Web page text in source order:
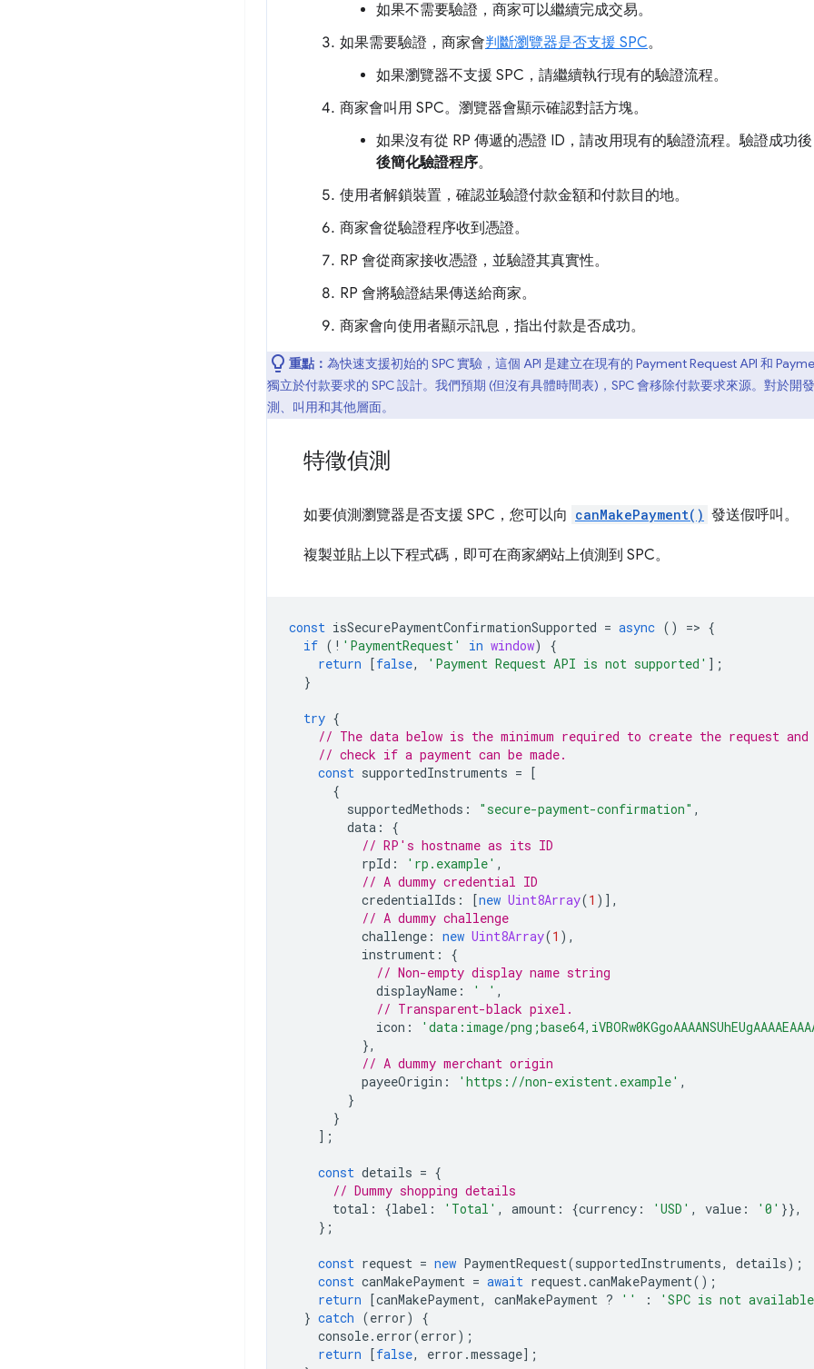
如果不需要驗證，商家可以繼續完成交易。
如果需要驗證，商家會判斷瀏覽器是否支援 SPC。
如果瀏覽器不支援 SPC，請繼續執行現有的驗證流程。
商家會叫用 SPC。瀏覽器會顯示確認對話方塊。
如果沒有從 RP 傳遞的憑證 ID，請改用現有的驗證流程。驗證成功
後簡化驗證程序。
使用者解鎖裝置，確認並驗證付款金額和付款目的地。
商家會從驗證程序收到憑證。
RP 會從商家接收憑證，並驗證其真實性。
RP 會將驗證結果傳送給商家。
商家會向使用者顯示訊息，指出付款是否成功。
重點： 為快速支援初始的 SPC 實驗，這個 API 是建立在現有的 Payment Request API 和
獨立於付款要求的 SPC 設計。我們預期 (但沒有具體時間表)，SPC 會移除付款要求來源。對於開
測、叫用和其他層面。
特徵偵測
如要偵測瀏覽器是否支援 SPC，您可以向 canMakePayment() 發送假呼叫。
複製並貼上以下程式碼，即可在商家網站上偵測到 SPC。
const isSecurePaymentConfirmationSupported = async () => {
if ( ! 'PaymentRequest' in window)
{
return [false, 'Payment Request API is not supported' ];
}
try {
// The data below is the minimum required to create the request and
// check if a payment can be made.
const supportedInstruments = [
{
supportedMethods : "secure-payment-confirmation" ,
data :
{
// RP's hostname as its ID
rpId : 'rp.example' ,
// A dummy credential ID
credentialIds : [new Uint8Array(1 )],
// A dummy challenge
challenge : new Uint8Array(1 ),
instrument :
{
// Non-empty display name string
displayName : ' ' ,
// Transparent-black pixel.
icon :
'data:image/
},
// A dummy merchant origin
payeeOrigin : 'https://non-existent.example' ,
}
}
];
const details = {
// Dummy shopping details
total : {label : 'Total' , amount : {currency : 'USD' , value : '0' }},
};
const request = new PaymentRequest(supportedInstruments, details);
const canMakePayment = await request.canMakePayment();
return [canMakePayment, canMakePayment ? '' : 'SPC is not
} catch (error)
{
console. error(error);
return [false, error .message];